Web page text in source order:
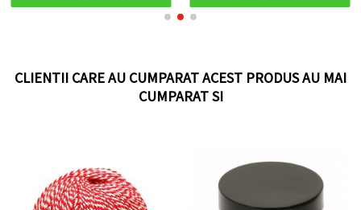
CLIENTII CARE AU CUMPARAT ACEST PRODUS AU MAI
CUMPARAT SI